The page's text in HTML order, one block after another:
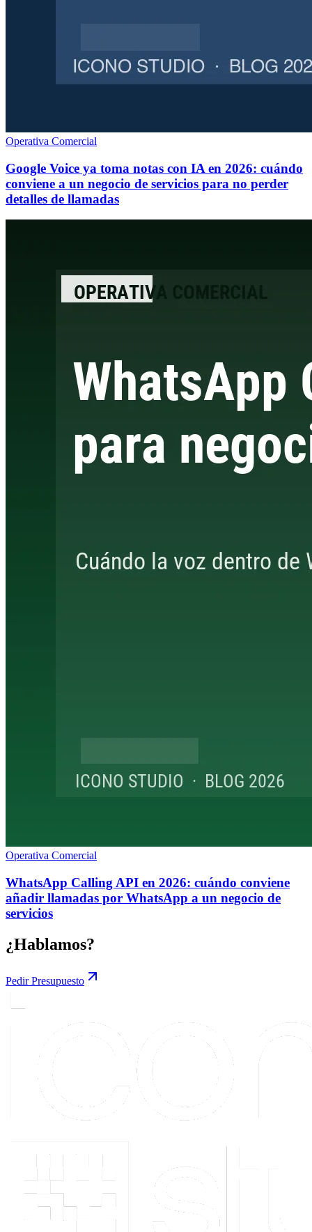
Operativa Comercial
Google Voice ya toma notas con IA en 2026: cuándo
conviene a un negocio de servicios para no perder
detalles de llamadas
Operativa Comercial
WhatsApp Calling API en 2026: cuándo conviene
añadir llamadas por WhatsApp a un negocio de
servicios
¿Hablamos?
Pedir Presupuesto